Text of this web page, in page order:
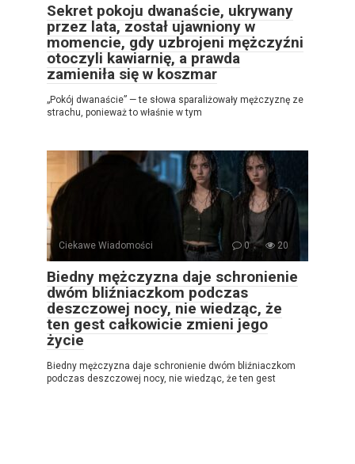
Sekret pokoju dwanaście, ukrywany
przez lata, został ujawniony w
momencie, gdy uzbrojeni mężczyźni
otoczyli kawiarnię, a prawda
zamieniła się w koszmar
„Pokój dwanaście” — te słowa sparaliżowały mężczyznę ze
strachu, ponieważ to właśnie w tym
Ciekawe Wiadomości 0 20
Biedny mężczyzna daje schronienie
dwóm bliźniaczkom podczas
deszczowej nocy, nie wiedząc, że
ten gest całkowicie zmieni jego
życie
Biedny mężczyzna daje schronienie dwóm bliźniaczkom
podczas deszczowej nocy, nie wiedząc, że ten gest